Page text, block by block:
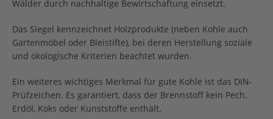
Wälder durch nachhaltige Bewirtschaftung einsetzt.
Das Siegel kennzeichnet Holzprodukte (neben Kohle auch
Gartenmöbel oder Bleistifte), bei deren Herstellung soziale
und ökologische Kriterien beachtet wurden.
Ein weiteres wichtiges Merkmal für gute Kohle ist das DIN-
Prüfzeichen. Es garantiert, dass der Brennstoff kein Pech,
Erdöl, Koks oder Kunststoffe enthält.